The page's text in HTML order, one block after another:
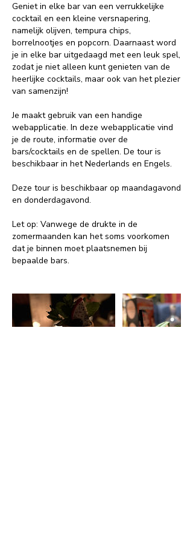
Geniet in elke bar van een verrukkelijke
cocktail en een kleine versnapering,
namelijk olijven, tempura chips,
borrelnootjes en popcorn. Daarnaast word
je in elke bar uitgedaagd met een leuk spel,
zodat je niet alleen kunt genieten van de
heerlijke cocktails, maar ook van het plezier
van samenzijn!
Je maakt gebruik van een handige
webapplicatie. In deze webapplicatie vind
je de route, informatie over de
bars/cocktails en de spellen. De tour is
beschikbaar in het Nederlands en Engels.
Deze tour is beschikbaar op maandagavond
en donderdagavond.
Let op: Vanwege de drukte in de
zomermaanden kan het soms voorkomen
dat je binnen moet plaatsnemen bij
bepaalde bars.